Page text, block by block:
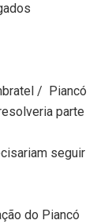
/
Piancó
parte
seguir
do Piancó